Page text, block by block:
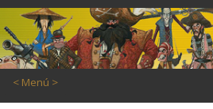
< Menú >